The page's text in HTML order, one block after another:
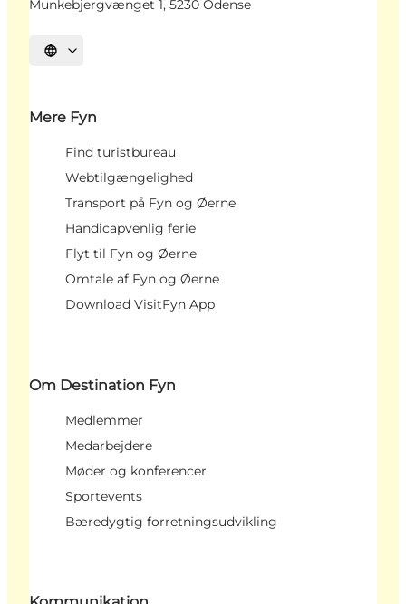
Munkebjergvænget 1, 5230 Odense
Vælg sprog
Mere Fyn
Find turistbureau
Webtilgængelighed
Transport på Fyn og Øerne
Handicapvenlig ferie
Flyt til Fyn og Øerne
Omtale af Fyn og Øerne
Download VisitFyn App
Om Destination Fyn
Medlemmer
Medarbejdere
Møder og konferencer
Sportevents
Bæredygtig forretningsudvikling